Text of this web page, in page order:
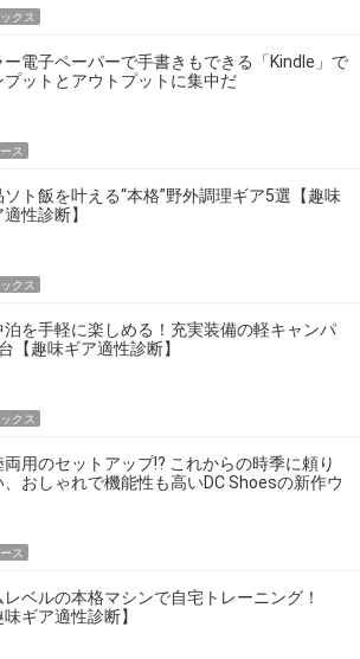
クス
ー電子ペーパーで手書きもできる「Kindle」で
プットとアウトプットに集中だ
ス
ソト飯を叶える“本格”野外調理ギア5選【趣味
性診断】
クス
泊を手軽に楽しめる！充実装備の軽キャンパ
【趣味ギア適性診断】
クス
両用のセットアップ!? これからの時季に頼り
、おしゃれで機能性も高いDC Shoesの新作ウ
ス
レベルの本格マシンで自宅トレーニング！
味ギア適性診断】